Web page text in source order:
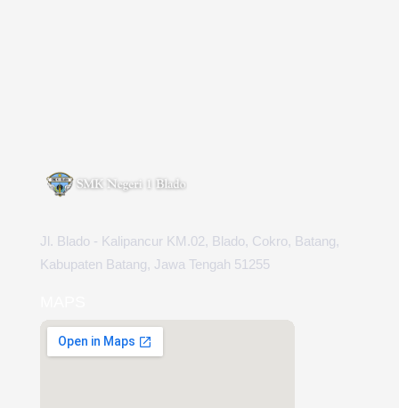
Jl. Blado - Kalipancur KM.02, Blado, Cokro, Batang,
Kabupaten Batang, Jawa Tengah 51255